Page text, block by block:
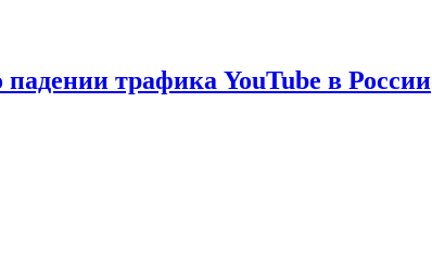
трафика YouTube в России